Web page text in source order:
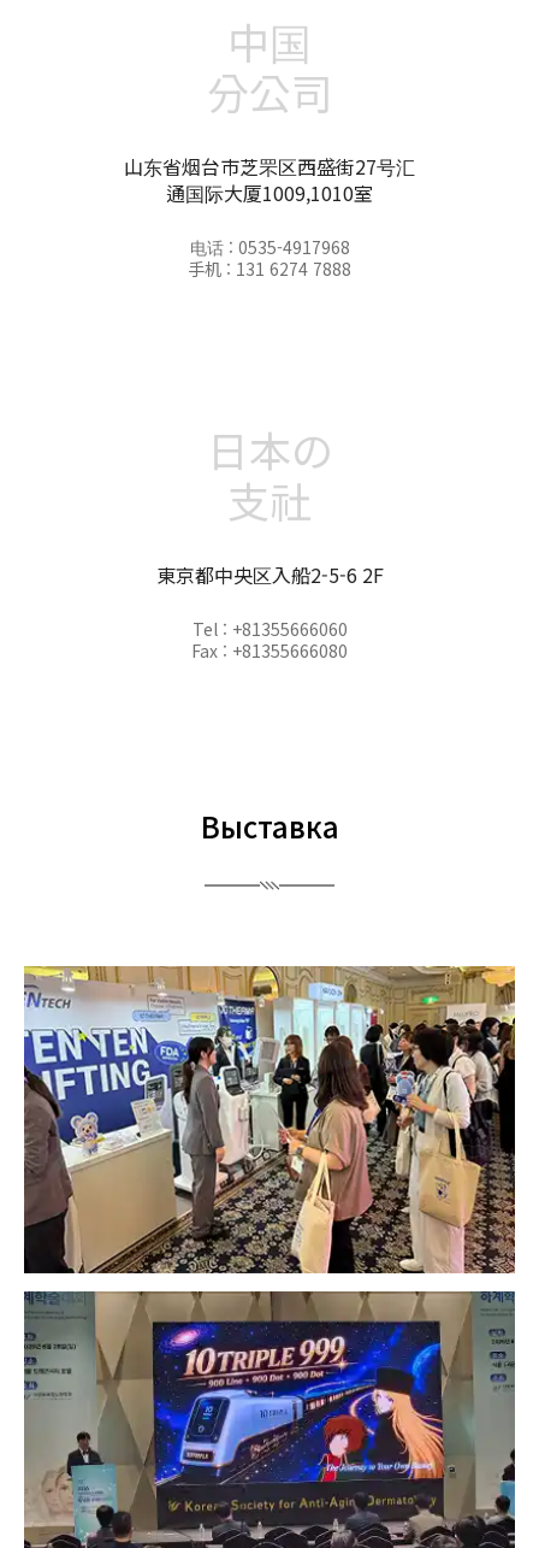
中国
分公司
山东省烟台市芝罘区西盛街27号汇
通国际大厦1009,1010室
电话 : 0535-4917968
手机 : 131 6274 7888
日本の
支社
東京都中央区入船2-5-6 2F
Tel : +81355666060
Fax : +81355666080
Выставка